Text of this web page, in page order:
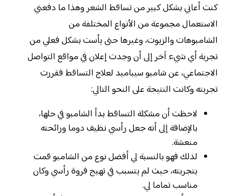
كنت أعاني بشكل كبير من تساقط الشعر وهذا ما دفعني
الاستعمال مجموعة من الأنواع المختلفة من
الشامبوهات والزيوت، وغيرها حتى يأست بشكل فعلي من
تجربة أي شيء آخر إلى أن وجدت إعلان في مواقع التواصل
الاجتماعي، عن شامبو سيباميد لعلاج التساقط فقررت
تجربته وكانت النتيجة على النحو التالي:
لاحظت أن مشكلة التساقط بدأ الشامبو في حلها،
بالإضافة إلى أنه جعل رأسي نظيف دوما ورائحته
منعشة.
لذلك فهو بالنسبة لي أفضل نوع من الشامبو قمت
بتجربته، حيث لم يتسبب في تهيج فروة رأسي وكان
مناسب تماما لي.